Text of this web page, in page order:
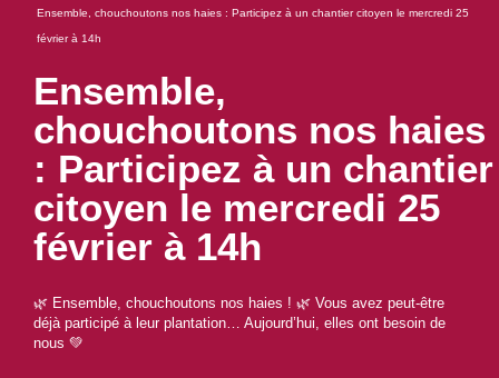
Ensemble, chouchoutons nos haies : Participez à un chantier citoyen le mercredi 25
février à 14h
Ensemble,
chouchoutons nos haies
: Participez à un chantier
citoyen le mercredi 25
février à 14h
🌿 Ensemble, chouchoutons nos haies ! 🌿 Vous avez peut-être
déjà participé à leur plantation… Aujourd’hui, elles ont besoin de
nous 💚